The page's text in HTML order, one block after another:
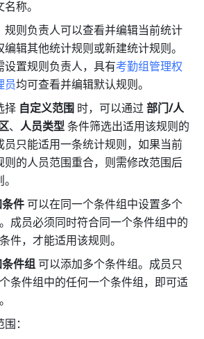
称。
规则负责人可以查看并编辑当前统计
辑其他统计规则或新建统计规则。
设置规则负责人，具有考勤组管理权
员均可查看并编辑默认规则。
择 自定义范围 时，可以通过 部门/人
、人员类型 条件筛选出适用该规则的
员只能适用一条统计规则，如果当前
则的人员范围重合，则需修改范围后
件 可以在同一个条件组中设置多个
成员必须同时符合同一个条件组中的
件，才能适用该规则。
件组 可以添加多个条件组。成员只
条件组中的任何一个条件组，即可适
：